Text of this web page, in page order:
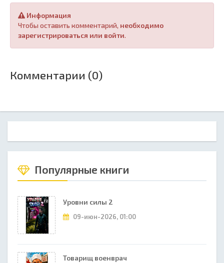
Информация
Чтобы оставить комментарий, необходимо
зарегистрироваться или войти.
Комментарии (0)
Популярные книги
Уровни силы 2
09-июн-2026, 01:00
Товарищ военврач